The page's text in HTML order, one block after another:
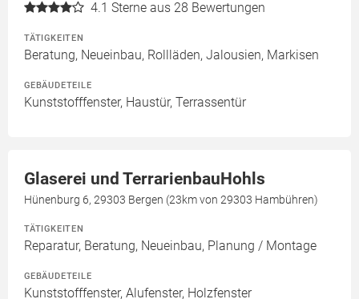
4.1 Sterne aus 28 Bewertungen
TÄTIGKEITEN
Beratung, Neueinbau, Rollläden, Jalousien, Markisen
GEBÄUDETEILE
Kunststofffenster, Haustür, Terrassentür
Glaserei und TerrarienbauHohls
Hünenburg 6, 29303 Bergen (23km von 29303 Hambühren)
TÄTIGKEITEN
Reparatur, Beratung, Neueinbau, Planung / Montage
GEBÄUDETEILE
Kunststofffenster, Alufenster, Holzfenster